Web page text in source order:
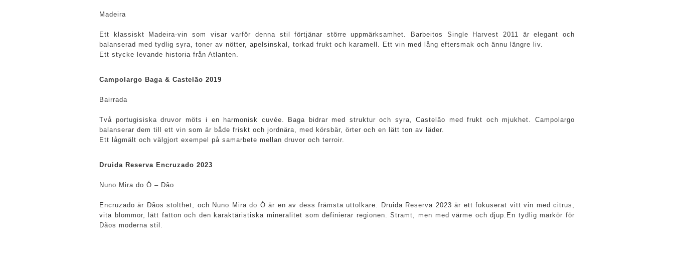
Madeira
Ett klassiskt Madeira-vin som visar varför denna stil förtjänar större uppmärksamhet. Barbeitos Single Harvest 2011 är elegant och
balanserad med tydlig syra, toner av nötter, apelsinskal, torkad frukt och karamell. Ett vin med lång eftersmak och ännu längre liv.
Ett stycke levande historia från Atlanten.
Campolargo Baga & Castelão 2019
Bairrada
Två portugisiska druvor möts i en harmonisk cuvée. Baga bidrar med struktur och syra, Castelão med frukt och mjukhet. Campolargo
balanserar dem till ett vin som är både friskt och jordnära, med körsbär, örter och en lätt ton av läder.
Ett lågmält och välgjort exempel på samarbete mellan druvor och terroir.
Druida Reserva Encruzado 2023
Nuno Mira do Ó – Dão
Encruzado är Dãos stolthet, och Nuno Mira do Ó är en av dess främsta uttolkare. Druida Reserva 2023 är ett fokuserat vitt vin med citrus,
vita blommor, lätt fatton och den karaktäristiska mineralitet som definierar regionen. Stramt, men med värme och djup.En tydlig markör för
Dãos moderna stil.